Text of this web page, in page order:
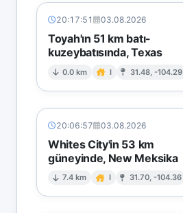
20:17:51 03.08.2026
Toyah'ın 51 km batı-
kuzeybatısında, Texas
0.0 km I 31.48, -104.29
20:06:57 03.08.2026
Whites City'in 53 km
güneyinde, New Meksika
7.4 km I 31.70, -104.36